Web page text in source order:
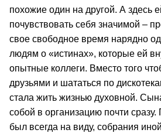
похожие один на другой. А здесь
почувствовать себя значимой –
свое свободное время нарядно
людям о «истинах», которые ей
опытные коллеги. Вместо того
друзьями и шататься по
стала жить жизнью духовной.
собой в организацию почти сразу.
был всегда на виду, собрания